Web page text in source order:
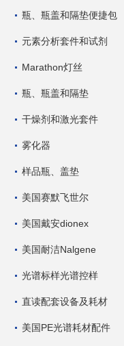
瓶、瓶盖和隔垫便捷包
元素分析套件和试剂
Marathon灯丝
瓶、瓶盖和隔垫
干燥剂和激光套件
雾化器
样品瓶、盖垫
美国赛默飞世尔
美国戴安dionex
美国耐洁Nalgene
光谱标样光谱控样
直读配套设备及耗材
美国PE光谱耗材配件